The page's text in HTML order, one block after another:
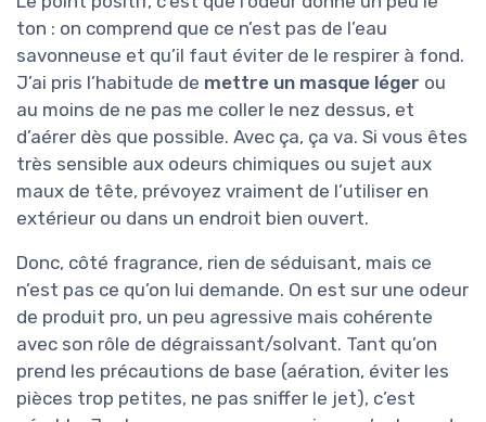
ton : on comprend que ce n’est pas de l’eau
savonneuse et qu’il faut éviter de le respirer à fond.
J’ai pris l’habitude de mettre un masque léger ou
au moins de ne pas me coller le nez dessus, et
d’aérer dès que possible. Avec ça, ça va. Si vous êtes
très sensible aux odeurs chimiques ou sujet aux
maux de tête, prévoyez vraiment de l’utiliser en
extérieur ou dans un endroit bien ouvert.
Donc, côté fragrance, rien de séduisant, mais ce
n’est pas ce qu’on lui demande. On est sur une odeur
de produit pro, un peu agressive mais cohérente
avec son rôle de dégraissant/solvant. Tant qu’on
prend les précautions de base (aération, éviter les
pièces trop petites, ne pas sniffer le jet), c’est